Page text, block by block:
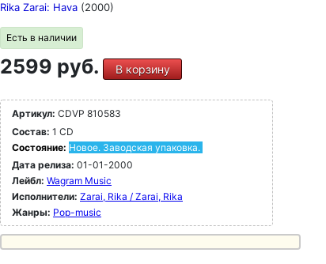
Rika Zarai: Hava (2000)
Есть в наличии
2599 руб. В корзину
Артикул: CDVP 810583
Состав: 1 CD
Состояние: Новое. Заводская упаковка.
Дата релиза: 01-01-2000
Лейбл: Wagram Music
Исполнители: Zarai, Rika / Zarai, Rika
Жанры: Pop-music